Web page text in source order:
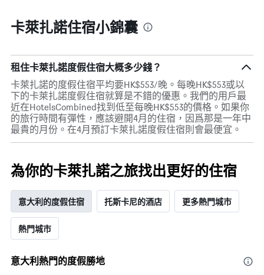
卡萊扎諾住宿小錦囊
租住卡萊扎諾度假住宿大概多少錢？
卡萊扎諾的度假住宿平均要HK$553/晚。每晚HK$553或以
下的卡萊扎諾度假住宿就算是不錯的優惠。我們的用戶最
近在HotelsCombined找到低至每晚HK$553的價格。如果你
的旅行時間有彈性，應該避開4月的住宿，因爲那是一年中
最貴的月份。在4月預訂卡萊扎諾度假住宿則會最便宜。
為你的卡萊扎諾之旅找出更好的住宿
意大利的度假住宿 托斯卡尼的酒店 更多熱門城市
熱門城市
意大利熱門的度假勝地